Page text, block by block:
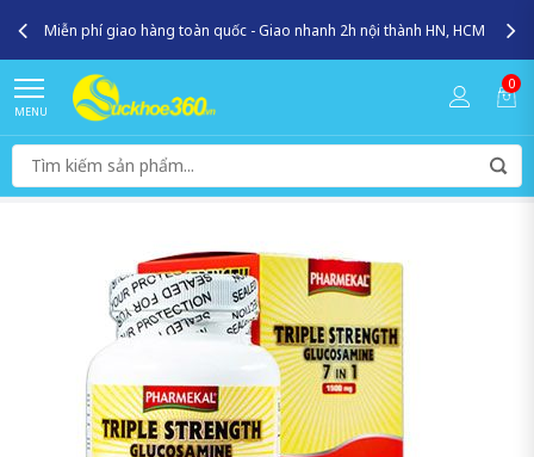
Miễn phí giao hàng toàn quốc - Giao nhanh 2h nội thành HN, HCM
MENU
0